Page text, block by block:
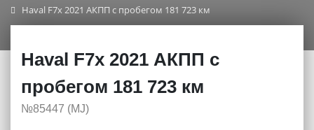
Haval F7x 2021 АКПП с пробегом 181 723 км
Haval F7x 2021 АКПП с
пробегом 181 723 км
№85447 (МJ)